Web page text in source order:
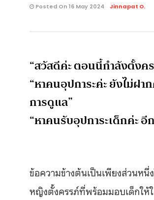
Posted On 16 May 2024 Jinnapat O.
“สวัสดีค่ะ ตอนนี้กำลังตั้งค
“หาคนอุปการะค่ะ ยังไม่ฝ
การดูแล”
“หาคนรับอุปการะเด็กค่ะ
ข้อความข้างต้นเป็นเพียงส่วนห
หญิงตั้งครรภ์ที่พร้อมมอบเด็กให้